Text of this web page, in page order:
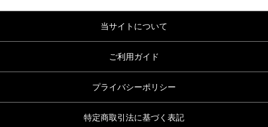
当サイトについて
ご利用ガイド
プライバシーポリシー
特定商取引法に基づく表記